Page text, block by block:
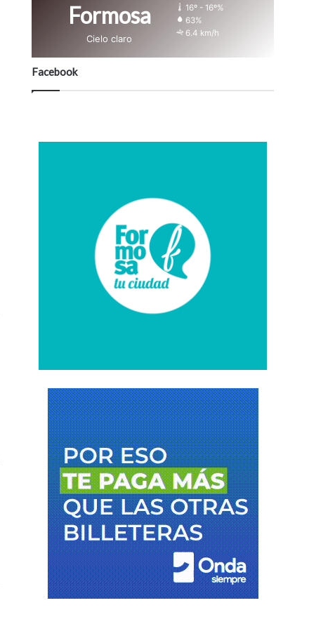
Formosa
Cielo claro
16º - 16º%
63%
6.4 km/h
Facebook